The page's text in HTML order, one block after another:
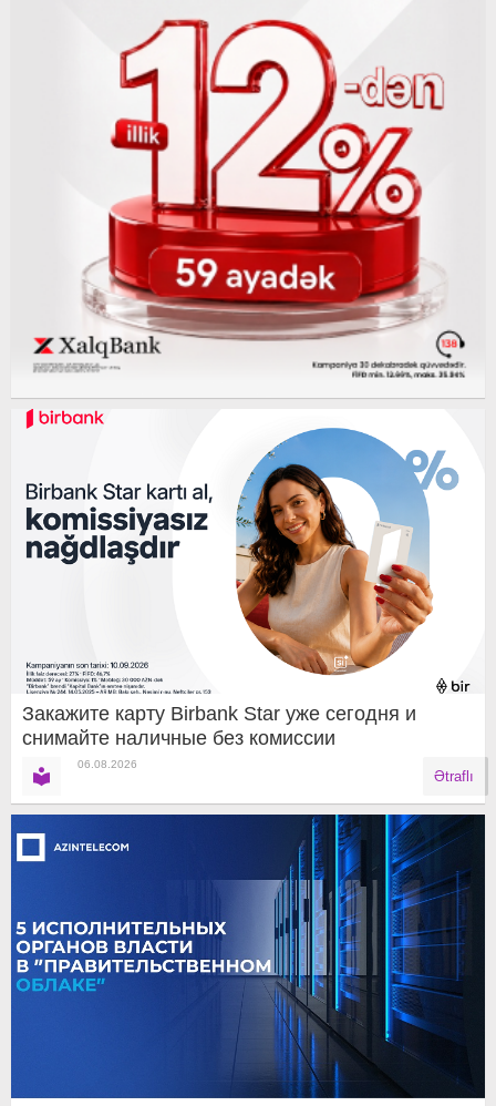
Закажите карту Birbank Star уже сегодня и
снимайте наличные без комиссии
06.08.2026
Ətraflı